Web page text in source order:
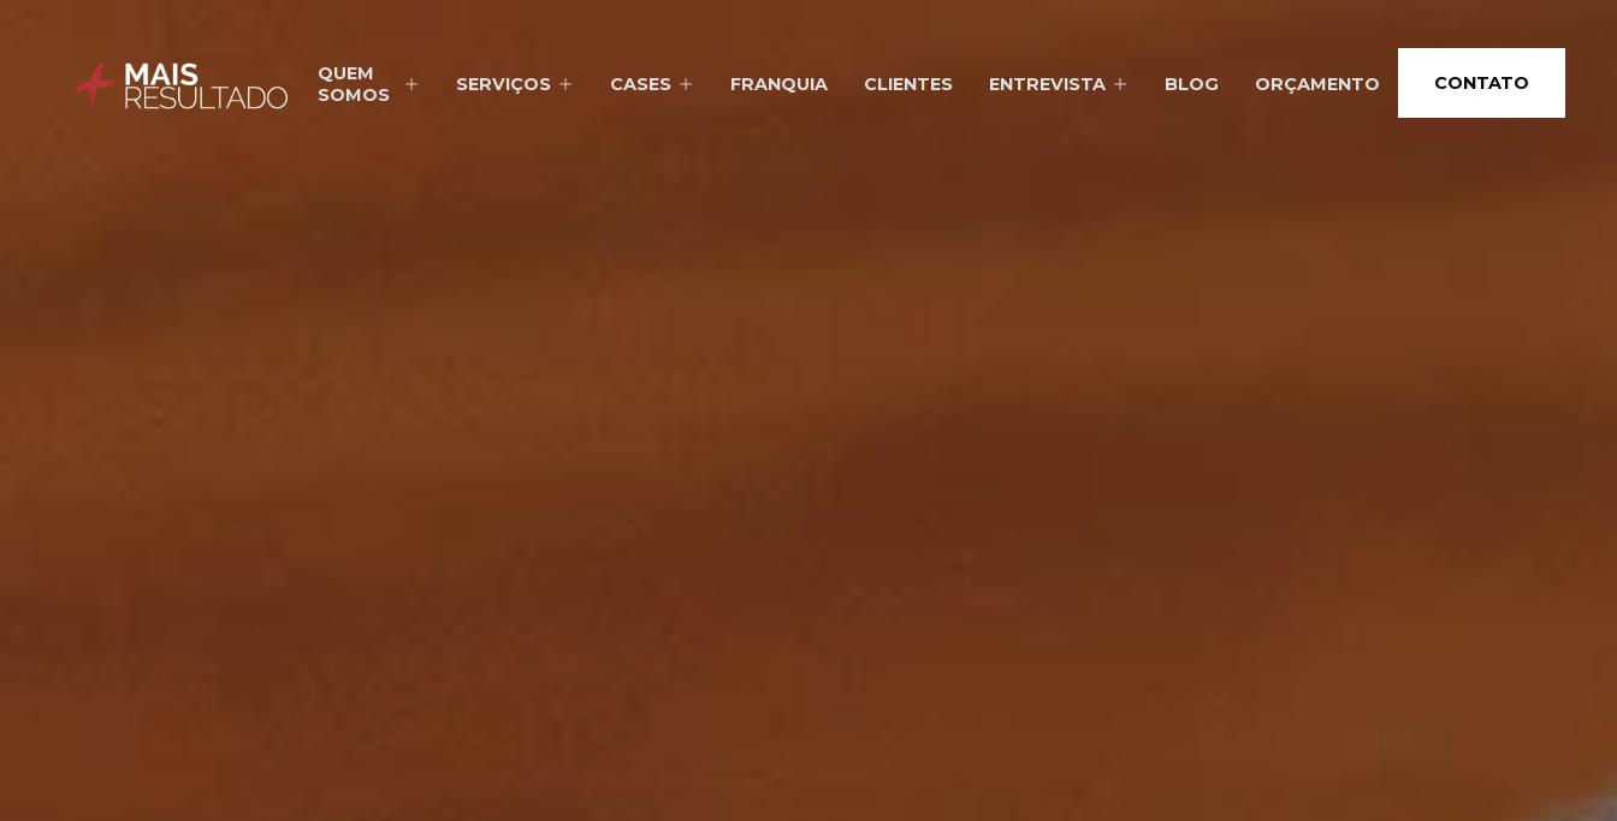
QUEM
SOMOS
SERVIÇOS CASES FRANQUIA CLIENTES ENTREVISTA BLOG ORÇAMENTO CONTATO